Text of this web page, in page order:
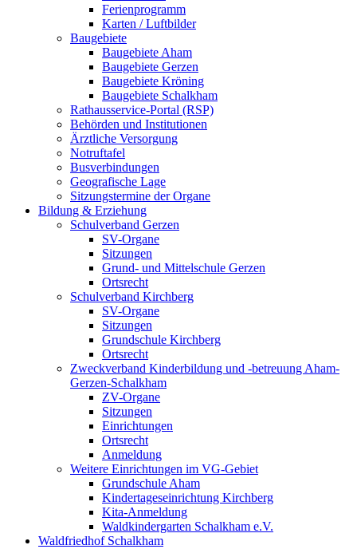
Ferienprogramm
Karten / Luftbilder
Baugebiete
Baugebiete Aham
Baugebiete Gerzen
Baugebiete Kröning
Baugebiete Schalkham
Rathausservice-Portal (RSP)
Behörden und Institutionen
Ärztliche Versorgung
Notruftafel
Busverbindungen
Geografische Lage
Sitzungstermine der Organe
Bildung & Erziehung
Schulverband Gerzen
SV-Organe
Sitzungen
Grund- und Mittelschule Gerzen
Ortsrecht
Schulverband Kirchberg
SV-Organe
Sitzungen
Grundschule Kirchberg
Ortsrecht
Zweckverband Kinderbildung und -betreuung Aham-
Gerzen-Schalkham
ZV-Organe
Sitzungen
Einrichtungen
Ortsrecht
Anmeldung
Weitere Einrichtungen im VG-Gebiet
Grundschule Aham
Kindertageseinrichtung Kirchberg
Kita-Anmeldung
Waldkindergarten Schalkham e.V.
Waldfriedhof Schalkham